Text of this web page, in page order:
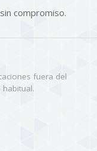
compromiso.
fuera del